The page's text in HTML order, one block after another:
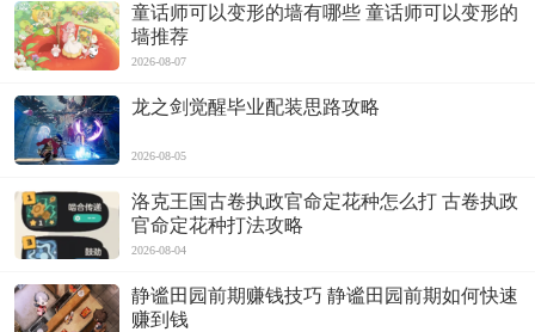
童话师可以变形的墙有哪些 童话师可以变形的
墙推荐
2026-08-07
龙之剑觉醒毕业配装思路攻略
2026-08-05
洛克王国古卷执政官命定花种怎么打 古卷执政
官命定花种打法攻略
2026-08-04
静谧田园前期赚钱技巧 静谧田园前期如何快速
赚到钱